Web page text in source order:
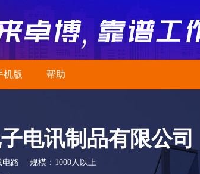
机版 帮助
电讯制品有限公司
电路 规模： 1000人以上